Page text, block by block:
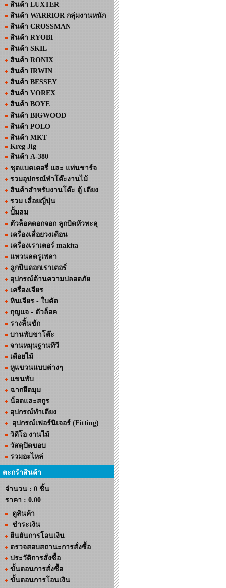
สินค้า LUXTER
สินค้า WARRIOR กลุ่มงานหนัก
สินค้า CROSSMAN
สินค้า RYOBI
สินค้า SKIL
สินค้า RONIX
สินค้า IRWIN
สินค้า BESSEY
สินค้า VOREX
สินค้า BOYE
สินค้า BIGWOOD
สินค้า POLO
สินค้า MKT
Kreg Jig
สินค้า A-380
ชุดแบตเตอรี่ และ แท่นชาร์จ
รวมอุปกรณ์ทำโต๊ะงานไม้
สินค้าสำหรับงานโต๊ะ ตู้ เตียง
รวม เลื่อยญี่ปุ่น
ปั้มลม
ตัวล็อคดอกจอก ลูกบิดหัวทะลุ
เครื่องเลื่อยวงเดือน
เครื่องเราเตอร์ makita
แหวนลดรูเพลา
ลูกปืนดอกเราเตอร์
อุปกรณ์ด้านความปลอดภัย
เครื่องเจียร
หินเจียร - ใบตัด
กุญแจ - ตัวล็อค
รางลิ้นชัก
บานพับขาโต๊ะ
จานหมุนฐานทีวี
เดือยไม้
หูแขวนแบบต่างๆ
แขนพับ
ฉากยึดมุม
น็อตและสกูร
อุปกรณ์ทำเตียง
อุปกรณ์เฟอร์นิเจอร์ (Fitting)
วิดีโอ งานไม้
วัสดุปิดขอบ
รวมอะไหล่
ตะกร้าสินค้า
จำนวน : 0 ชิ้น
ราคา : 0.00
ดูสินค้า
ชำระเงิน
ยืนยันการโอนเงิน
ตรวจสอบสถานะการสั่งซื้อ
ประวัติการสั่งซื้อ
ขั้นตอนการสั่งซื้อ
ขั้นตอนการโอนเงิน